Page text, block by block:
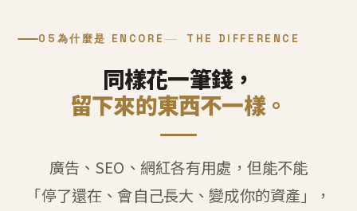
05 為什麼是 ENCORE THE DIFFERENCE
同樣花一筆錢，
留下來的東西不一樣。
廣告、SEO、網紅各有用處，但能不能
「停了還在、會自己長大、變成你的資產」，